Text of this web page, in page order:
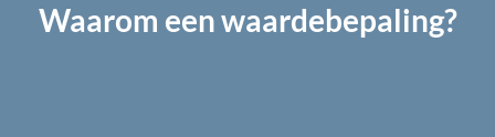
Waarom een waardebepaling?